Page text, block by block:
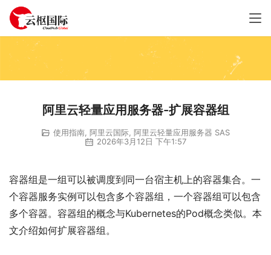
阿里云轻量应用服务器-扩展容器组
使用指南 阿里云国际 阿里云轻量应用服务器 SAS
2026年3月12日 下午1:57
容器组是一组可以被调度到同一台宿主机上的容器集合。一
个容器服务实例可以包含多个容器组，一个容器组可以包含
多个容器。容器组的概念与Kubernetes的Pod概念类似。本
文介绍如何扩展容器组。